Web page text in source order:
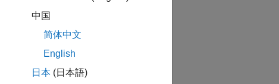
中国
简体中文
English
日本 (日本語)